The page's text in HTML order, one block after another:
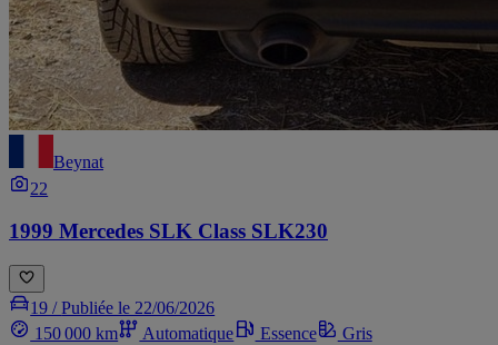
Beynat
22
1999 Mercedes SLK Class SLK230
19 /Publiée le 22/06/2026
150 000 km
Automatique Essence
Gris